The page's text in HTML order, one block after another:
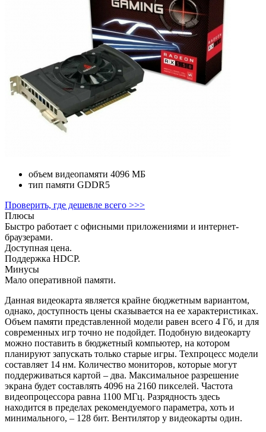
объем видеопамяти 4096 МБ
тип памяти GDDR5
Проверить, где дешевле всего >>>
Плюсы
Быстро работает с офисными приложениями и интернет-
браузерами.
Доступная цена.
Поддержка HDCP.
Минусы
Мало оперативной памяти.
Данная видеокарта является крайне бюджетным вариантом,
однако, доступность цены сказывается на ее характеристиках.
Объем памяти представленной модели равен всего 4 Гб, и для
современных игр точно не подойдет. Подобную видеокарту
можно поставить в бюджетный компьютер, на котором
планируют запускать только старые игры. Техпроцесс модели
составляет 14 нм. Количество мониторов, которые могут
поддерживаться картой – два. Максимальное разрешение
экрана будет составлять 4096 на 2160 пикселей. Частота
видеопроцессора равна 1100 МГц. Разрядность здесь
находится в пределах рекомендуемого параметра, хоть и
минимального, – 128 бит. Вентилятор у видеокарты один.